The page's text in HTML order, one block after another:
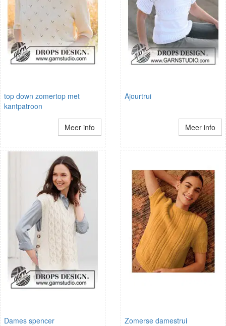
top down zomertop met
kantpatroon
Meer info
Ajourtrui
Meer info
Dames spencer Zomerse damestrui